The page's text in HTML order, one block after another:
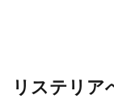
リステリア